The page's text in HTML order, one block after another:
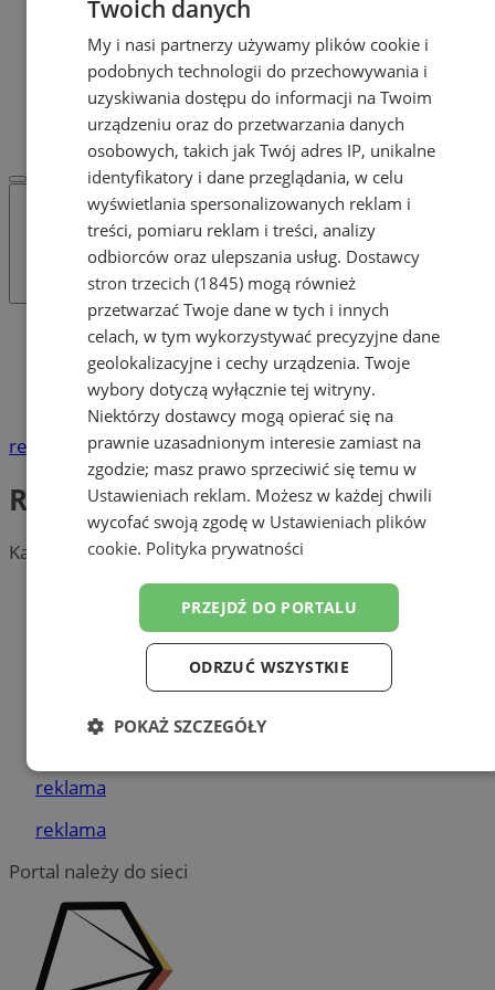
Dodaj ogłoszenie
POLECAMY
Protocol IT
Pracuj.pl - praca w Żorach
REKLAMA
WSPÓŁPRACA
Katalog firm
Lekarze, gabinety lekarskie
Zdrowie
Radiolodzy, RTG
reklama
Radiolodzy, RTG
Kategoria nie zawiera żadnych prezentacji firm.
Pozostałe firmy w kategorii
reklama
reklama
Portal należy do sieci
Twoich danych
My i nasi partnerzy używamy plików cookie i
podobnych technologii do przechowywania i
uzyskiwania dostępu do informacji na Twoim
urządzeniu oraz do przetwarzania danych
osobowych, takich jak Twój adres IP, unikalne
identyfikatory i dane przeglądania, w celu
wyświetlania spersonalizowanych reklam i
treści, pomiaru reklam i treści, analizy
odbiorców oraz ulepszania usług. Dostawcy
stron trzecich (1845) mogą również
przetwarzać Twoje dane w tych i innych
celach, w tym wykorzystywać precyzyjne dane
geolokalizacyjne i cechy urządzenia. Twoje
wybory dotyczą wyłącznie tej witryny.
Niektórzy dostawcy mogą opierać się na
prawnie uzasadnionym interesie zamiast na
zgodzie; masz prawo sprzeciwić się temu w
Ustawieniach reklam. Możesz w każdej chwili
wycofać swoją zgodę w Ustawieniach plików
cookie. Polityka prywatności
PRZEJDŹ DO PORTALU
ODRZUĆ WSZYSTKIE
POKAŻ SZCZEGÓŁY
Niezbędne Wydajność Targetowanie
Funkcjonalność